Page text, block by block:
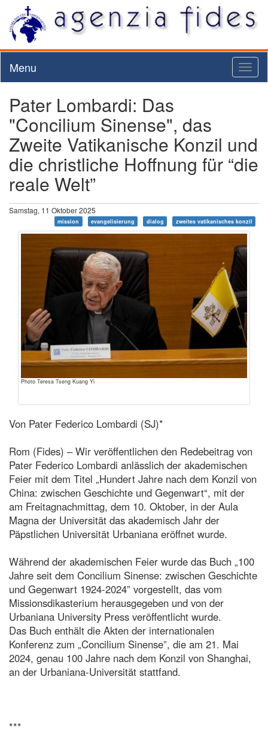
Menu
Pater Lombardi: Das
"Concilium Sinense", das
Zweite Vatikanische Konzil und
die christliche Hoffnung für “die
reale Welt”
Samstag, 11 Oktober 2025
mission evangelisierung dialog zweites vatikanisches konzil
Photo Teresa Tseng Kuang Yi
Von Pater Federico Lombardi (SJ)*
Rom (Fides) – Wir veröffentlichen den Redebeitrag von
Pater Federico Lombardi anlässlich der akademischen
Feier mit dem Titel „Hundert Jahre nach dem Konzil von
China: zwischen Geschichte und Gegenwart“, mit der
am Freitagnachmittag, dem 10. Oktober, in der Aula
Magna der Universität das akademisch Jahr der
Päpstlichen Universität Urbaniana eröffnet wurde.
Während der akademischen Feier wurde das Buch „100
Jahre seit dem Concilium Sinense: zwischen Geschichte
und Gegenwart 1924-2024” vorgestellt, das vom
Missionsdikasterium herausgegeben und von der
Urbaniana University Press veröffentlicht wurde.
Das Buch enthält die Akten der internationalen
Konferenz zum „Concilium Sinense”, die am 21. Mai
2024, genau 100 Jahre nach dem Konzil von Shanghai,
an der Urbaniana-Universität stattfand.
***